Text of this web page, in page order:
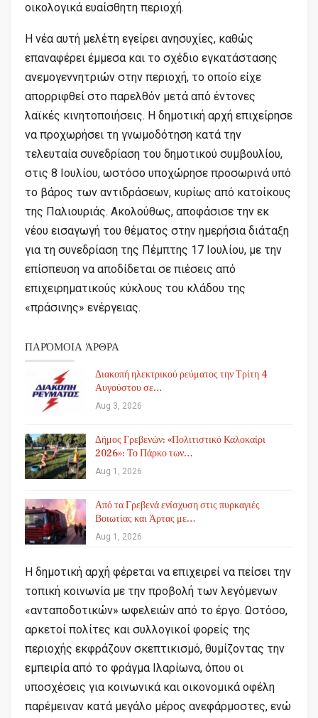
οικολογικά ευαίσθητη περιοχή.
Η νέα αυτή μελέτη εγείρει ανησυχίες, καθώς
επαναφέρει έμμεσα και το σχέδιο εγκατάστασης
ανεμογεννητριών στην περιοχή, το οποίο είχε
απορριφθεί στο παρελθόν μετά από έντονες
λαϊκές κινητοποιήσεις. Η δημοτική αρχή επιχείρησε
να προχωρήσει τη γνωμοδότηση κατά την
τελευταία συνεδρίαση του δημοτικού συμβουλίου,
στις 8 Ιουλίου, ωστόσο υποχώρησε προσωρινά υπό
το βάρος των αντιδράσεων, κυρίως από κατοίκους
της Παλιουριάς. Ακολούθως, αποφάσισε την εκ
νέου εισαγωγή του θέματος στην ημερήσια διάταξη
για τη συνεδρίαση της Πέμπτης 17 Ιουλίου, με την
επίσπευση να αποδίδεται σε πιέσεις από
επιχειρηματικούς κύκλους του κλάδου της
«πράσινης» ενέργειας.
ΠΑΡΌΜΟΙΑ ΆΡΘΡΑ
Διακοπή ηλεκτρικού ρεύματος την Τρίτη 4
Αυγούστου σε…
Aug 3, 2026
Δήμος Γρεβενών: «Πολιτιστικό Καλοκαίρι
2026»: Το Πάρκο των…
Aug 1, 2026
Από τα Γρεβενά ενίσχυση στις πυρκαγιές
Βοιωτίας και Άρτας με…
Aug 1, 2026
Η δημοτική αρχή φέρεται να επιχειρεί να πείσει την
τοπική κοινωνία με την προβολή των λεγόμενων
«ανταποδοτικών» ωφελειών από το έργο. Ωστόσο,
αρκετοί πολίτες και συλλογικοί φορείς της
περιοχής εκφράζουν σκεπτικισμό, θυμίζοντας την
εμπειρία από το φράγμα Ιλαρίωνα, όπου οι
υποσχέσεις για κοινωνικά και οικονομικά οφέλη
παρέμειναν κατά μεγάλο μέρος ανεφάρμοστες, ενώ